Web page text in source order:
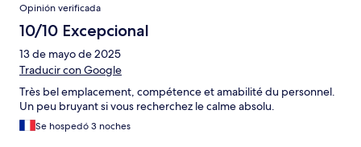
Opinión verificada
10/10 Excepcional
13 de mayo de 2025
Traducir con Google
Très bel emplacement, compétence et amabilité du personnel.
Un peu bruyant si vous recherchez le calme absolu.
Se hospedó 3 noches